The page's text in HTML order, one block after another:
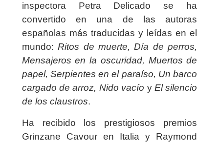
inspectora Petra Delicado se ha
convertido en una de las autoras
españolas más traducidas y leídas en el
mundo:Ritos de muerte, Día de perros,
Mensajeros en la oscuridad, Muertos de
papel, Serpientes en el paraíso, Un barco
cargado de arroz, Nido vacío y El silencio
de los claustros.
Ha recibido los prestigiosos premios
Grinzane Cavour en Italia y Raymond